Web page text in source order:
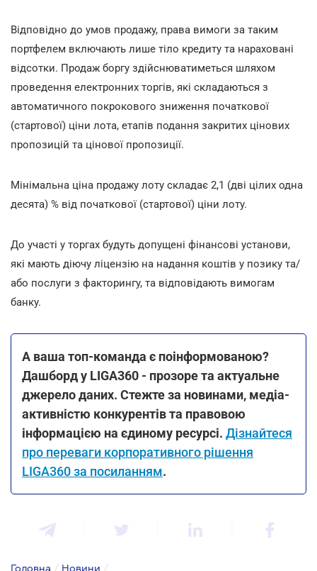
Відповідно до умов продажу, права вимоги за таким
портфелем включають лише тіло кредиту та нараховані
відсотки. Продаж боргу здійснюватиметься шляхом
проведення електронних торгів, які складаються з
автоматичного покрокового зниження початкової
(стартової) ціни лота, етапів подання закритих цінових
пропозицій та цінової пропозиції.
Мінімальна ціна продажу лоту складає 2,1 (дві цілих одна
десята) % від початкової (стартової) ціни лоту.
До участі у торгах будуть допущені фінансові установи,
які мають діючу ліцензію на надання коштів у позику та/
або послуги з факторингу, та відповідають вимогам
банку.
А ваша топ-команда є поінформованою?
Дашборд у LIGA360 - прозоре та актуальне
джерело даних. Стежте за новинами, медіа-
активністю конкурентів та правовою
інформацією на єдиному ресурсі. Дізнайтеся
про переваги корпоративного рішення
LIGA360 за посиланням.
Головна / Новини /